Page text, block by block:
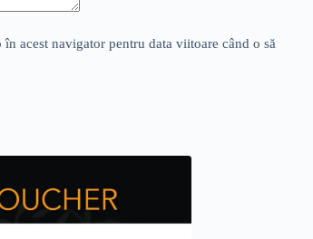
acest navigator pentru data viitoare când o să